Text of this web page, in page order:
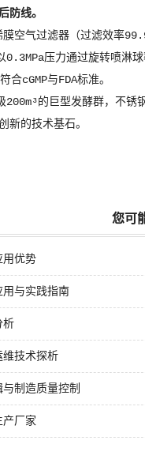
防线。
空气过滤器（过滤效率
0.3MPa压力通过旋转喷淋
cGMP与FDA标准。
200m³的巨型发酵群，不
新的技术基石。
您可
用优势
与实践指南
析
维技术探析
制造质量控制
厂家